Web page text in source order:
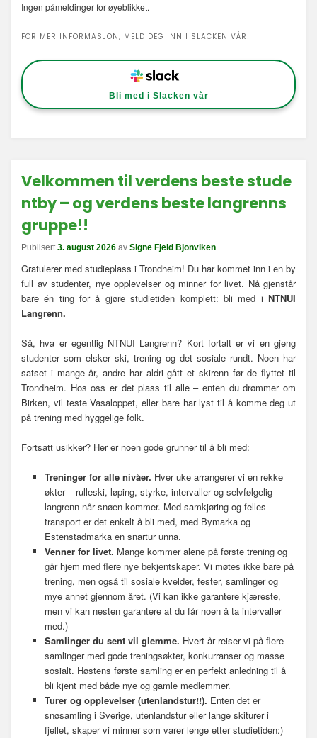
Ingen påmeldinger for øyeblikket.
FOR MER INFORMASJON, MELD DEG INN I SLACKEN VÅR!
Bli med i Slacken vår
Velkommen til verdens beste stude
ntby – og verdens beste langrenns
gruppe!!
Publisert 3. august 2026 av Signe Fjeld Bjonviken
Gratulerer med studieplass i Trondheim! Du har kommet inn i en by
full av studenter, nye opplevelser og minner for livet. Nå gjenstår
bare én ting for å gjøre studietiden komplett: bli med i NTNUI
Langrenn.
Så, hva er egentlig NTNUI Langrenn? Kort fortalt er vi en gjeng
studenter som elsker ski, trening og det sosiale rundt. Noen har
satset i mange år, andre har aldri gått et skirenn før de flyttet til
Trondheim. Hos oss er det plass til alle – enten du drømmer om
Birken, vil teste Vasaloppet, eller bare har lyst til å komme deg ut
på trening med hyggelige folk.
Fortsatt usikker? Her er noen gode grunner til å bli med:
Treninger for alle nivåer. Hver uke arrangerer vi en rekke
økter – rulleski, løping, styrke, intervaller og selvfølgelig
langrenn når snøen kommer. Med samkjøring og felles
transport er det enkelt å bli med, med Bymarka og
Estenstadmarka en snartur unna.
Venner for livet. Mange kommer alene på første trening og
går hjem med flere nye bekjentskaper. Vi møtes ikke bare på
trening, men også til sosiale kvelder, fester, samlinger og
mye annet gjennom året. (Vi kan ikke garantere kjæreste,
men vi kan nesten garantere at du får noen å ta intervaller
med.)
Samlinger du sent vil glemme. Hvert år reiser vi på flere
samlinger med gode treningsøkter, konkurranser og masse
sosialt. Høstens første samling er en perfekt anledning til å
bli kjent med både nye og gamle medlemmer.
Turer og opplevelser (utenlandstur!!). Enten det er
snøsamling i Sverige, utenlandstur eller lange skiturer i
fjellet, skaper vi minner som varer lenge etter studietiden:)